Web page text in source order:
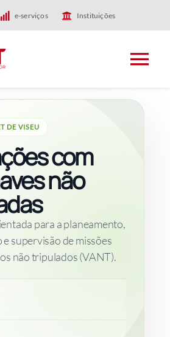
e-serviços Instituições
DE VISEU
com
não
para a planeamento,
supervisão de missões
não tripulados (VANT).